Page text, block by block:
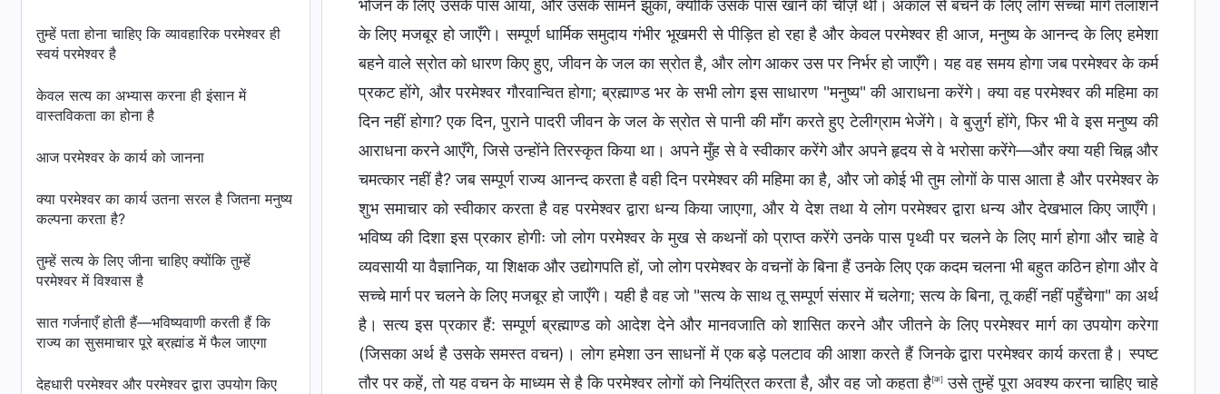
तुम्हें पता होना चाहिए कि व्यावहारिक परमेश्वर ही
स्वयं परमेश्वर है
केवल सत्य का अभ्यास करना ही इंसान में
वास्तविकता का होना है
आज परमेश्वर के कार्य को जानना
क्या परमेश्वर का कार्य उतना सरल है जितना मनुष्य
कल्पना करता है?
तुम्हें सत्य के लिए जीना चाहिए क्योंकि तुम्हें
परमेश्वर में विश्वास है
सात गर्जनाएँ होती हैं—भविष्यवाणी करती हैं कि
राज्य का सुसमाचार पूरे ब्रह्मांड में फैल जाएगा
देहधारी परमेश्वर और परमेश्वर द्वारा उपयोग किए
भोजन के लिए उसके पास आया, और उसके सामने झुका, क्योंकि उसके पास खाने की चीज़ें थीं। अकाल से बचने के लिए लोग सच्चा मार्ग तलाशने
के लिए मजबूर हो जाएँगे। सम्पूर्ण धार्मिक समुदाय गंभीर भूखमरी से पीड़ित हो रहा है और केवल परमेश्वर ही आज, मनुष्य के आनन्द के लिए हमेशा
बहने वाले स्रोत को धारण किए हुए, जीवन के जल का स्रोत है, और लोग आकर उस पर निर्भर हो जाएँगे। यह वह समय होगा जब परमेश्वर के कर्म
प्रकट होंगे, और परमेश्वर गौरवान्वित होगा; ब्रह्माण्ड भर के सभी लोग इस साधारण "मनुष्य" की आराधना करेंगे। क्या वह परमेश्वर की महिमा का
दिन नहीं होगा? एक दिन, पुराने पादरी जीवन के जल के स्रोत से पानी की माँग करते हुए टेलीग्राम भेजेंगे। वे बुज़ुर्ग होंगे, फिर भी वे इस मनुष्य की
आराधना करने आएँगे, जिसे उन्होंने तिरस्कृत किया था। अपने मुँह से वे स्वीकार करेंगे और अपने हृदय से वे भरोसा करेंगे—और क्या यही चिह्न और
चमत्कार नहीं है? जब सम्पूर्ण राज्य आनन्द करता है वही दिन परमेश्वर की महिमा का है, और जो कोई भी तुम लोगों के पास आता है और परमेश्वर के
शुभ समाचार को स्वीकार करता है वह परमेश्वर द्वारा धन्य किया जाएगा, और ये देश तथा ये लोग परमेश्वर द्वारा धन्य और देखभाल किए जाएँगे।
भविष्य की दिशा इस प्रकार होगीः जो लोग परमेश्वर के मुख से कथनों को प्राप्त करेंगे उनके पास पृथ्वी पर चलने के लिए मार्ग होगा और चाहे वे
व्यवसायी या वैज्ञानिक, या शिक्षक और उद्योगपति हों, जो लोग परमेश्वर के वचनों के बिना हैं उनके लिए एक कदम चलना भी बहुत कठिन होगा और वे
सच्चे मार्ग पर चलने के लिए मजबूर हो जाएँगे। यही है वह जो "सत्य के साथ तू सम्पूर्ण संसार में चलेगा; सत्य के बिना, तू कहीं नहीं पहुँचेगा" का अर्थ
है। सत्य इस प्रकार हैं: सम्पूर्ण ब्रह्माण्ड को आदेश देने और मानवजाति को शासित करने और जीतने के लिए परमेश्वर मार्ग का उपयोग करेगा
(जिसका अर्थ है उसके समस्त वचन)। लोग हमेशा उन साधनों में एक बड़े पलटाव की आशा करते हैं जिनके द्वारा परमेश्वर कार्य करता है। स्पष्ट
तौर पर कहें, तो यह वचन के माध्यम से है कि परमेश्वर लोगों को नियंत्रित करता है, और वह जो कहता है[क]उसे तुम्हें पूरा अवश्य करना चाहिए चाहे